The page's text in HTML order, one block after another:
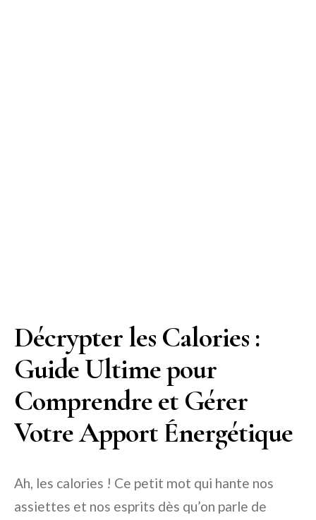
Décrypter les Calories :
Guide Ultime pour
Comprendre et Gérer
Votre Apport Énergétique
Ah, les calories ! Ce petit mot qui hante nos
assiettes et nos esprits dès qu’on parle de